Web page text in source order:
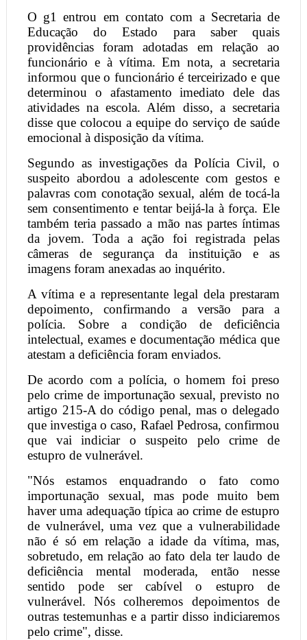
O g1 entrou em contato com a Secretaria de
Educação do Estado para saber quais
providências foram adotadas em relação ao
funcionário e à vítima. Em nota, a secretaria
informou que o funcionário é terceirizado e que
determinou o afastamento imediato dele das
atividades na escola. Além disso, a secretaria
disse que colocou a equipe do serviço de saúde
emocional à disposição da vítima.
Segundo as investigações da Polícia Civil, o
suspeito abordou a adolescente com gestos e
palavras com conotação sexual, além de tocá-la
sem consentimento e tentar beijá-la à força. Ele
também teria passado a mão nas partes íntimas
da jovem. Toda a ação foi registrada pelas
câmeras de segurança da instituição e as
imagens foram anexadas ao inquérito.
A vítima e a representante legal dela prestaram
depoimento, confirmando a versão para a
polícia. Sobre a condição de deficiência
intelectual, exames e documentação médica que
atestam a deficiência foram enviados.
De acordo com a polícia, o homem foi preso
pelo crime de importunação sexual, previsto no
artigo 215-A do código penal, mas o delegado
que investiga o caso, Rafael Pedrosa, confirmou
que vai indiciar o suspeito pelo crime de
estupro de vulnerável.
"Nós estamos enquadrando o fato como
importunação sexual, mas pode muito bem
haver uma adequação típica ao crime de estupro
de vulnerável, uma vez que a vulnerabilidade
não é só em relação a idade da vítima, mas,
sobretudo, em relação ao fato dela ter laudo de
deficiência mental moderada, então nesse
sentido pode ser cabível o estupro de
vulnerável. Nós colheremos depoimentos de
outras testemunhas e a partir disso indiciaremos
pelo crime", disse.